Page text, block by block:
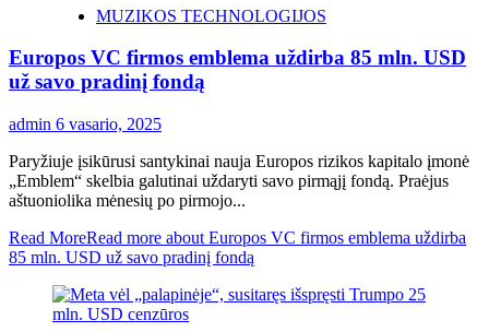
MUZIKOS TECHNOLOGIJOS
Europos VC firmos emblema uždirba 85 mln. USD
už savo pradinį fondą
admin 6 vasario, 2025
Paryžiuje įsikūrusi santykinai nauja Europos rizikos kapitalo įmonė
„Emblem“ skelbia galutinai uždaryti savo pirmąjį fondą. Praėjus
aštuoniolika mėnesių po pirmojo...
Read MoreRead more about Europos VC firmos emblema uždirba
85 mln. USD už savo pradinį fondą